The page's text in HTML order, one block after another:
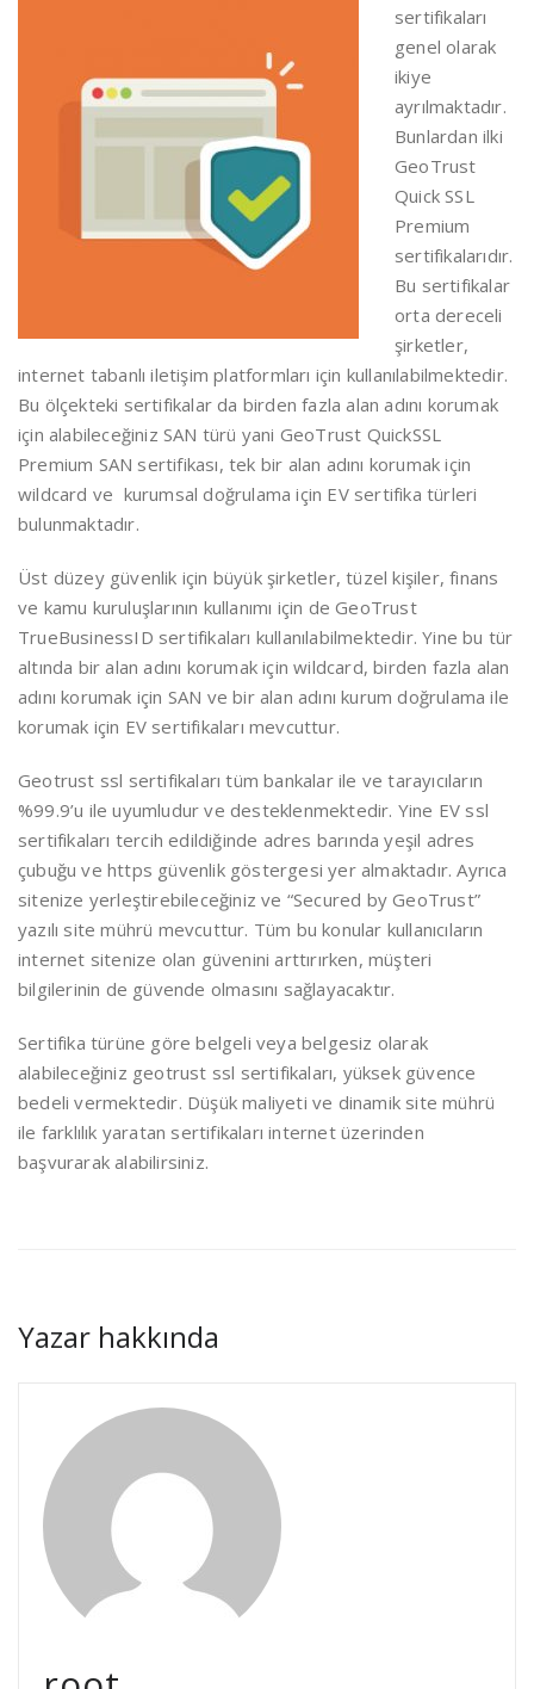
sertifikaları
genel olarak
ikiye
ayrılmaktadır.
Bunlardan ilki
GeoTrust
Quick SSL
Premium
sertifikalarıdır.
Bu sertifikalar
orta dereceli
şirketler,
internet tabanlı iletişim platformları için kullanılabilmektedir.
Bu ölçekteki sertifikalar da birden fazla alan adını korumak
için alabileceğiniz SAN türü yani GeoTrust QuickSSL
Premium SAN sertifikası, tek bir alan adını korumak için
wildcard ve kurumsal doğrulama için EV sertifika türleri
bulunmaktadır.
Üst düzey güvenlik için büyük şirketler, tüzel kişiler, finans
ve kamu kuruluşlarının kullanımı için de GeoTrust
TrueBusinessID sertifikaları kullanılabilmektedir. Yine bu tür
altında bir alan adını korumak için wildcard, birden fazla alan
adını korumak için SAN ve bir alan adını kurum doğrulama ile
korumak için EV sertifikaları mevcuttur.
Geotrust ssl sertifikaları tüm bankalar ile ve tarayıcıların
%99.9’u ile uyumludur ve desteklenmektedir. Yine EV ssl
sertifikaları tercih edildiğinde adres barında yeşil adres
çubuğu ve https güvenlik göstergesi yer almaktadır. Ayrıca
sitenize yerleştirebileceğiniz ve “Secured by GeoTrust”
yazılı site mührü mevcuttur. Tüm bu konular kullanıcıların
internet sitenize olan güvenini arttırırken, müşteri
bilgilerinin de güvende olmasını sağlayacaktır.
Sertifika türüne göre belgeli veya belgesiz olarak
alabileceğiniz geotrust ssl sertifikaları, yüksek güvence
bedeli vermektedir. Düşük maliyeti ve dinamik site mührü
ile farklılık yaratan sertifikaları internet üzerinden
başvurarak alabilirsiniz.
Yazar hakkında